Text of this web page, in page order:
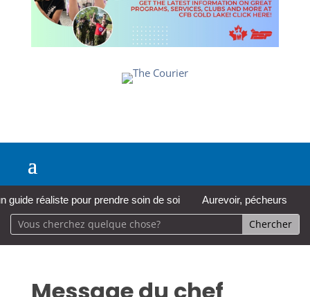
réaliste pour prendre soin de soi Aurevoir, pécheurs